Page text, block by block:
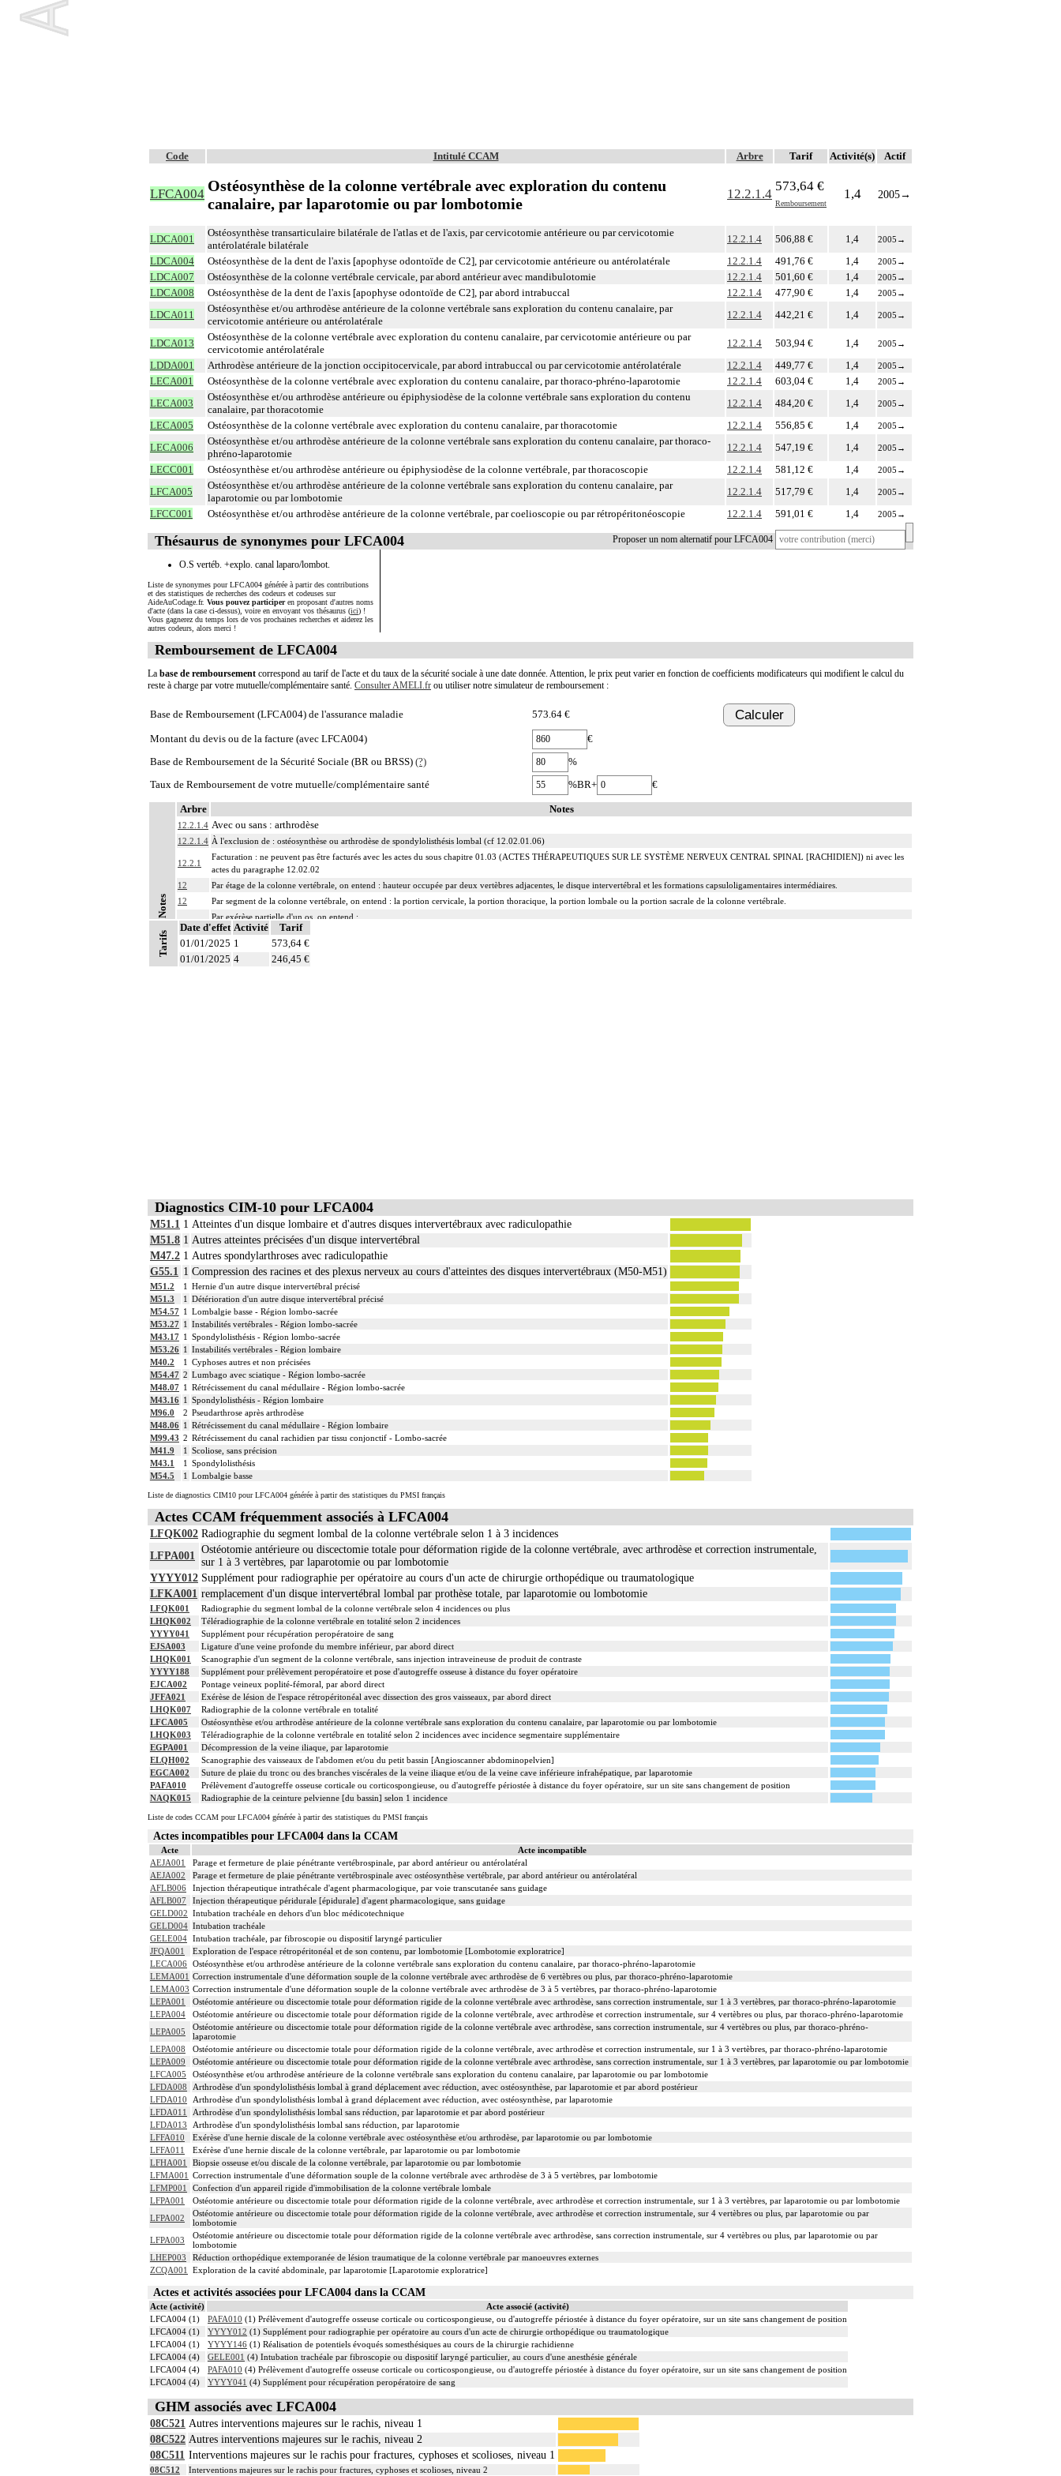
Code Intitulé CCAM Arbre Tarif Activité(s) Actif
LFCA004 Ostéosynthèse de la colonne vertébrale avec exploration du contenu
canalaire, par laparotomie ou par lombotomie
12.2.1.4
573,64 €
Remboursement
1,4 2005→
LDCA001
Ostéosynthèse transarticulaire bilatérale de l'atlas et de l'axis, par cervicotomie antérieure ou par cervicotomie
antérolatérale bilatérale
12.2.1.4 506,88 € 1,4 2005 →
LDCA004 Ostéosynthèse de la dent de l'axis [apophyse odontoïde de C2], par cervicotomie antérieure ou antérolatérale 12.2.1.4 491,76 € 1,4 2005 →
LDCA007 Ostéosynthèse de la colonne vertébrale cervicale, par abord antérieur avec mandibulotomie 12.2.1.4 501,60 € 1,4 2005 →
LDCA008 Ostéosynthèse de la dent de l'axis [apophyse odontoïde de C2], par abord intrabuccal 12.2.1.4 477,90 € 1,4 2005 →
LDCA011
Ostéosynthèse et/ou arthrodèse antérieure de la colonne vertébrale sans exploration du contenu canalaire, par
cervicotomie antérieure ou antérolatérale
12.2.1.4 442,21 € 1,4 2005 →
LDCA013
Ostéosynthèse de la colonne vertébrale avec exploration du contenu canalaire, par cervicotomie antérieure ou par
cervicotomie antérolatérale
12.2.1.4 503,94 € 1,4 2005 →
LDDA001 Arthrodèse antérieure de la jonction occipitocervicale, par abord intrabuccal ou par cervicotomie antérolatérale 12.2.1.4 449,77 € 1,4 2005 →
LECA001 Ostéosynthèse de la colonne vertébrale avec exploration du contenu canalaire, par thoraco-phréno-laparotomie 12.2.1.4 603,04 € 1,4 2005 →
LECA003
Ostéosynthèse et/ou arthrodèse antérieure ou épiphysiodèse de la colonne vertébrale sans exploration du contenu
canalaire, par thoracotomie
12.2.1.4 484,20 € 1,4 2005 →
LECA005 Ostéosynthèse de la colonne vertébrale avec exploration du contenu canalaire, par thoracotomie 12.2.1.4 556,85 € 1,4 2005 →
LECA006
Ostéosynthèse et/ou arthrodèse antérieure de la colonne vertébrale sans exploration du contenu canalaire, par thoraco-
phréno-laparotomie
12.2.1.4 547,19 € 1,4 2005 →
LECC001 Ostéosynthèse et/ou arthrodèse antérieure ou épiphysiodèse de la colonne vertébrale, par thoracoscopie 12.2.1.4 581,12 € 1,4 2005 →
LFCA005
Ostéosynthèse et/ou arthrodèse antérieure de la colonne vertébrale sans exploration du contenu canalaire, par
laparotomie ou par lombotomie
12.2.1.4 517,79 € 1,4 2005 →
LFCC001 Ostéosynthèse et/ou arthrodèse antérieure de la colonne vertébrale, par coelioscopie ou par rétropéritonéoscopie 12.2.1.4 591,01 € 1,4 2005 →
Proposer un nom alternatif pour LFCA004
Thésaurus de synonymes pour LFCA004
O.S vertéb. +explo. canal laparo/lombot.
Liste de synonymes pour LFCA004 générée à partir des contributions
et des statistiques de recherches des codeurs et codeuses sur
AideAuCodage.fr. Vous pouvez participeren proposant d'autres noms
d'acte (dans la case ci-dessus), voire en envoyant vos thésaurus (ici) !
Vous gagnerez du temps lors de vos prochaines recherches et aiderez les
autres codeurs, alors merci !
Remboursement de LFCA004
La base de remboursement correspond au tarif de l'acte et du taux de la sécurité sociale à une date donnée. Attention, le prix peut varier en fonction de coefficients modificateurs qui modifient le calcul du
reste à charge par votre mutuelle/complémentaire santé. Consulter AMELI.fr ou utiliser notre simulateur de remboursement :
Base de Remboursement (LFCA004) de l'assurance maladie 573.64 € Calculer
Montant du devis ou de la facture (avec LFCA004)
€
Base de Remboursement de la Sécurité Sociale (BR ou BRSS) (?)
%
Taux de Remboursement de votre mutuelle/complémentaire santé
%BR+ €
Notes
Arbre Notes
12.2.1.4 Avec ou sans : arthrodèse
12.2.1.4 À l'exclusion de : ostéosynthèse ou arthrodèse de spondylolisthésis lombal (cf 12.02.01.06)
12.2.1
Facturation : ne peuvent pas être facturés avec les actes du sous chapitre 01.03 (ACTES THÉRAPEUTIQUES SUR LE SYSTÈME NERVEUX CENTRAL SPINAL [RACHIDIEN]) ni avec les
actes du paragraphe 12.02.02
12
Par étage de la colonne vertébrale, on entend : hauteur occupée par deux vertèbres adjacentes, le disque intervertébral et les formations capsuloligamentaires intermédiaires.
12
Par segment de la colonne vertébrale, on entend : la portion cervicale, la portion thoracique, la portion lombale ou la portion sacrale de la colonne vertébrale.
12
Par exérèse partielle d'un os, on entend :
- exérèse de fragment osseux, sans interruption de la continuité osseuse
- exérèse de lésion osseuse de surface : résection d'exostose ostéogénique, d'apophysite...
- résection osseuse unicorticale : résection d'ostéome ostéoïde...
Tarifs
Date d'effet Activité
Tarif
01/01/2025 1
573,64 €
01/01/2025 4 246,45 €
Diagnostics CIM-10 pour LFCA004
M51.1 1 Atteintes d'un disque lombaire et d'autres disques intervertébraux avec radiculopathie
M51.8 1 Autres atteintes précisées d'un disque intervertébral
M47.2 1 Autres spondylarthroses avec radiculopathie
G55.1
1 Compression des racines et des plexus nerveux au cours d'atteintes des disques intervertébraux (M50-M51)
M51.2 1 Hernie d'un autre disque intervertébral précisé
M51.3
1 Détérioration d'un autre disque intervertébral précisé
M54.57 1 Lombalgie basse - Région lombo-sacrée
M53.27 1 Instabilités vertébrales - Région lombo-sacrée
M43.17 1 Spondylolisthésis - Région lombo-sacrée
M53.26 1 Instabilités vertébrales - Région lombaire
M40.2
1 Cyphoses autres et non précisées
M54.47 2 Lumbago avec sciatique - Région lombo-sacrée
M48.07 1 Rétrécissement du canal médullaire - Région lombo-sacrée
M43.16 1 Spondylolisthésis - Région lombaire
M96.0
2 Pseudarthrose après arthrodèse
M48.06 1 Rétrécissement du canal médullaire - Région lombaire
M99.43 2 Rétrécissement du canal rachidien par tissu conjonctif - Lombo-sacrée
M41.9
1 Scoliose, sans précision
M43.1
1 Spondylolisthésis
M54.5
1 Lombalgie basse
Liste de diagnostics CIM10 pour LFCA004 générée à partir des statistiques du PMSI français
Actes CCAM fréquemment associés à LFCA004
LFQK002 Radiographie du segment lombal de la colonne vertébrale selon 1 à 3 incidences
LFPA001
Ostéotomie antérieure ou discectomie totale pour déformation rigide de la colonne vertébrale, avec arthrodèse et correction instrumentale,
sur 1 à 3 vertèbres, par laparotomie ou par lombotomie
YYYY012 Supplément pour radiographie per opératoire au cours d'un acte de chirurgie orthopédique ou traumatologique
LFKA001 remplacement d'un disque intervertébral lombal par prothèse totale, par laparotomie ou lombotomie
LFQK001
Radiographie du segment lombal de la colonne vertébrale selon 4 incidences ou plus
LHQK002
Téléradiographie de la colonne vertébrale en totalité selon 2 incidences
YYYY041
Supplément pour récupération peropératoire de sang
EJSA003
Ligature d'une veine profonde du membre inférieur, par abord direct
LHQK001
Scanographie d'un segment de la colonne vertébrale, sans injection intraveineuse de produit de contraste
YYYY188
Supplément pour prélèvement peropératoire et pose d'autogreffe osseuse à distance du foyer opératoire
EJCA002
Pontage veineux poplité-fémoral, par abord direct
JFFA021
Exérèse de lésion de l'espace rétropéritonéal avec dissection des gros vaisseaux, par abord direct
LHQK007
Radiographie de la colonne vertébrale en totalité
LFCA005
Ostéosynthèse et/ou arthrodèse antérieure de la colonne vertébrale sans exploration du contenu canalaire, par laparotomie ou par lombotomie
LHQK003
Téléradiographie de la colonne vertébrale en totalité selon 2 incidences avec incidence segmentaire supplémentaire
EGPA001
Décompression de la veine iliaque, par laparotomie
ELQH002
Scanographie des vaisseaux de l'abdomen et/ou du petit bassin [Angioscanner abdominopelvien]
EGCA002
Suture de plaie du tronc ou des branches viscérales de la veine iliaque et/ou de la veine cave inférieure infrahépatique, par laparotomie
PAFA010
Prélèvement d'autogreffe osseuse corticale ou corticospongieuse, ou d'autogreffe périostée à distance du foyer opératoire, sur un site sans changement de position
NAQK015
Radiographie de la ceinture pelvienne [du bassin] selon 1 incidence
Liste de codes CCAM pour LFCA004 générée à partir des statistiques du PMSI français
Actes incompatibles pour LFCA004 dans la CCAM
Acte
Acte incompatible
AEJA001
Parage et fermeture de plaie pénétrante vertébrospinale, par abord antérieur ou antérolatéral
AEJA002
Parage et fermeture de plaie pénétrante vertébrospinale avec ostéosynthèse vertébrale, par abord antérieur ou antérolatéral
AFLB006
Injection thérapeutique intrathécale d'agent pharmacologique, par voie transcutanée sans guidage
AFLB007
Injection thérapeutique péridurale [épidurale] d'agent pharmacologique, sans guidage
GELD002 Intubation trachéale en dehors d'un bloc médicotechnique
GELD004 Intubation trachéale
GELE004 Intubation trachéale, par fibroscopie ou dispositif laryngé particulier
JFQA001
Exploration de l'espace rétropéritonéal et de son contenu, par lombotomie [Lombotomie exploratrice]
LECA006 Ostéosynthèse et/ou arthrodèse antérieure de la colonne vertébrale sans exploration du contenu canalaire, par thoraco-phréno-laparotomie
LEMA001 Correction instrumentale d'une déformation souple de la colonne vertébrale avec arthrodèse de 6 vertèbres ou plus, par thoraco-phréno-laparotomie
LEMA003 Correction instrumentale d'une déformation souple de la colonne vertébrale avec arthrodèse de 3 à 5 vertèbres, par thoraco-phréno-laparotomie
LEPA001
Ostéotomie antérieure ou discectomie totale pour déformation rigide de la colonne vertébrale avec arthrodèse, sans correction instrumentale, sur 1 à 3 vertèbres, par thoraco-phréno-laparotomie
LEPA004
Ostéotomie antérieure ou discectomie totale pour déformation rigide de la colonne vertébrale, avec arthrodèse et correction instrumentale, sur 4 vertèbres ou plus, par thoraco-phréno-laparotomie
LEPA005
Ostéotomie antérieure ou discectomie totale pour déformation rigide de la colonne vertébrale avec arthrodèse, sans correction instrumentale, sur 4 vertèbres ou plus, par thoraco-phréno-
laparotomie
LEPA008
Ostéotomie antérieure ou discectomie totale pour déformation rigide de la colonne vertébrale, avec arthrodèse et correction instrumentale, sur 1 à 3 vertèbres, par thoraco-phréno-laparotomie
LEPA009
Ostéotomie antérieure ou discectomie totale pour déformation rigide de la colonne vertébrale avec arthrodèse, sans correction instrumentale, sur 1 à 3 vertèbres, par laparotomie ou par lombotomie
LFCA005
Ostéosynthèse et/ou arthrodèse antérieure de la colonne vertébrale sans exploration du contenu canalaire, par laparotomie ou par lombotomie
LFDA008
Arthrodèse d'un spondylolisthésis lombal à grand déplacement avec réduction, avec ostéosynthèse, par laparotomie et par abord postérieur
LFDA010
Arthrodèse d'un spondylolisthésis lombal à grand déplacement avec réduction, avec ostéosynthèse, par laparotomie
LFDA011
Arthrodèse d'un spondylolisthésis lombal sans réduction, par laparotomie et par abord postérieur
LFDA013
Arthrodèse d'un spondylolisthésis lombal sans réduction, par laparotomie
LFFA010
Exérèse d'une hernie discale de la colonne vertébrale avec ostéosynthèse et/ou arthrodèse, par laparotomie ou par lombotomie
LFFA011
Exérèse d'une hernie discale de la colonne vertébrale, par laparotomie ou par lombotomie
LFHA001
Biopsie osseuse et/ou discale de la colonne vertébrale, par laparotomie ou par lombotomie
LFMA001 Correction instrumentale d'une déformation souple de la colonne vertébrale avec arthrodèse de 3 à 5 vertèbres, par lombotomie
LFMP001
Confection d'un appareil rigide d'immobilisation de la colonne vertébrale lombale
LFPA001
Ostéotomie antérieure ou discectomie totale pour déformation rigide de la colonne vertébrale, avec arthrodèse et correction instrumentale, sur 1 à 3 vertèbres, par laparotomie ou par lombotomie
LFPA002
Ostéotomie antérieure ou discectomie totale pour déformation rigide de la colonne vertébrale, avec arthrodèse et correction instrumentale, sur 4 vertèbres ou plus, par laparotomie ou par
lombotomie
LFPA003
Ostéotomie antérieure ou discectomie totale pour déformation rigide de la colonne vertébrale avec arthrodèse, sans correction instrumentale, sur 4 vertèbres ou plus, par laparotomie ou par
lombotomie
LHEP003
Réduction orthopédique extemporanée de lésion traumatique de la colonne vertébrale par manoeuvres externes
ZCQA001 Exploration de la cavité abdominale, par laparotomie [Laparotomie exploratrice]
Actes et activités associées pour LFCA004 dans la CCAM
Acte (activité)
Acte associé (activité)
LFCA004 (1)
PAFA010 (1) Prélèvement d'autogreffe osseuse corticale ou corticospongieuse, ou d'autogreffe périostée à distance du foyer opératoire, sur un site sans changement de position
LFCA004 (1)
YYYY012 (1) Supplément pour radiographie per opératoire au cours d'un acte de chirurgie orthopédique ou traumatologique
LFCA004 (1)
YYYY146 (1) Réalisation de potentiels évoqués somesthésiques au cours de la chirurgie rachidienne
LFCA004 (4)
GELE001 (4) Intubation trachéale par fibroscopie ou dispositif laryngé particulier, au cours d'une anesthésie générale
LFCA004 (4)
PAFA010 (4) Prélèvement d'autogreffe osseuse corticale ou corticospongieuse, ou d'autogreffe périostée à distance du foyer opératoire, sur un site sans changement de position
LFCA004 (4)
YYYY041 (4) Supplément pour récupération peropératoire de sang
GHM associés avec LFCA004
08C521 Autres interventions majeures sur le rachis, niveau 1
08C522 Autres interventions majeures sur le rachis, niveau 2
08C511 Interventions majeures sur le rachis pour fractures, cyphoses et scolioses, niveau 1
08C512 Interventions majeures sur le rachis pour fractures, cyphoses et scolioses, niveau 2